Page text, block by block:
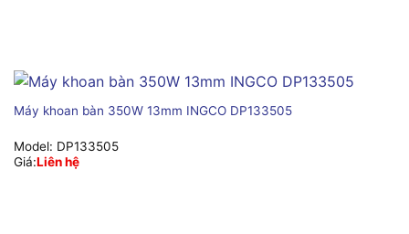
Máy khoan bàn 350W 13mm INGCO DP133505
Model: DP133505
Giá:Liên hệ